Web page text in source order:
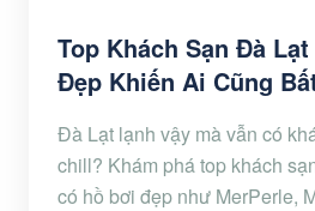
Top Khách Sạn Đà
Đẹp Khiến Ai Cũng
Đà Lạt lạnh vậy mà vẫn có
chill? Khám phá top khách
có hồ bơi đẹp như MerPerle,